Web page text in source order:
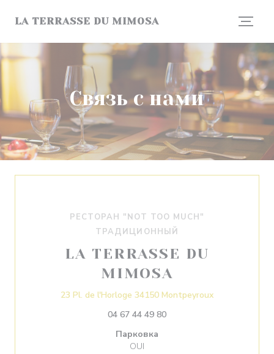
LA TERRASSE DU MIMOSA
Связь с нами
РЕСТОРАН "NOT TOO MUCH"
ТРАДИЦИОННЫЙ
LA TERRASSE DU
MIMOSA
23 Pl. de l'Horloge 34150 Montpeyroux
04 67 44 49 80
Парковка
OUI